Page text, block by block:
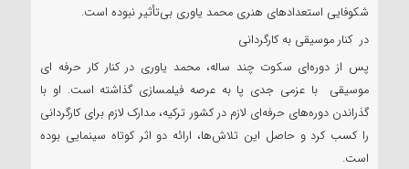
شکوفایی استعدادهای هنری محمد یاوری بی‌تأثیر نبوده است.
در کنار موسیقی به کارگردانی
پس از دوره‌ای سکوت چند ساله، محمد یاوری در کنار کار حرفه ای
موسیقی با عزمی جدی پا به عرصه فیلمسازی گذاشته است. او با
گذراندن دوره‌های حرفه‌ای لازم در کشور ترکیه، مدارک لازم برای کارگردانی
را کسب کرد و حاصل این تلاش‌ها، ارائه دو اثر کوتاه سینمایی بوده
است.